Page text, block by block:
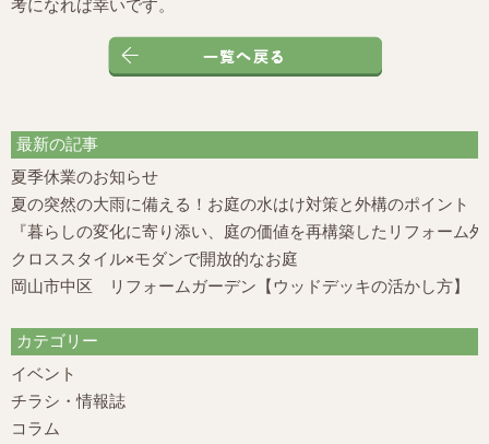
考になれば幸いです。
最新の記事
夏季休業のお知らせ
夏の突然の大雨に備える！お庭の水はけ対策と外構のポイント
『暮らしの変化に寄り添い、庭の価値を再構築したリフォーム
クロススタイル×モダンで開放的なお庭
岡山市中区 リフォームガーデン【ウッドデッキの活かし方】
カテゴリー
イベント
チラシ・情報誌
コラム